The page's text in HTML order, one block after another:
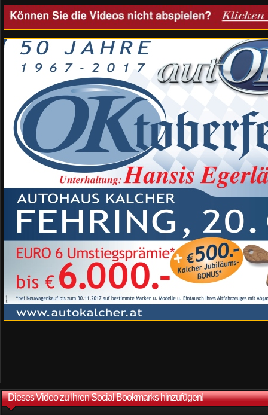
Dieses Video zu Ihren Social Bookmarks hinzufügen!